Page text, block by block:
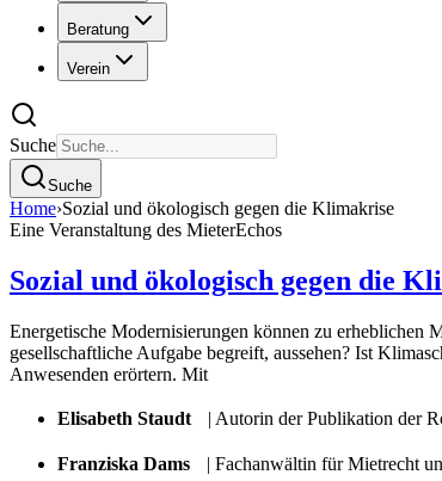
Beratung
Verein
Suche
Suche
Home›Sozial und ökologisch gegen die Klimakrise
Eine Veranstaltung des MieterEchos
Sozial und ökologisch gegen die
Energetische Modernisierungen können zu erheblichen
gesellschaftliche Aufgabe begreift, aussehen? Ist
Anwesenden erörtern. Mit
Elisabeth Staudt | Autorin der Publikation der
Franziska Dams | Fachanwältin für Mietrecht